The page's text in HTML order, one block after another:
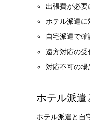
出張費が必要
ホテル派遣
自宅派遣で
遠方対応の受
対応不可の
ホテル派遣
ホテル派遣と自